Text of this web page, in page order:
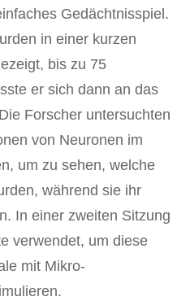
Gedächtnisspiel.
in einer kurzen
bis zu 75
er sich dann an das
Forscher untersuchten
von Neuronen im
um zu sehen, welche
während sie ihr
In einer zweiten Sitzung
verwendet, um diese
mit Mikro-